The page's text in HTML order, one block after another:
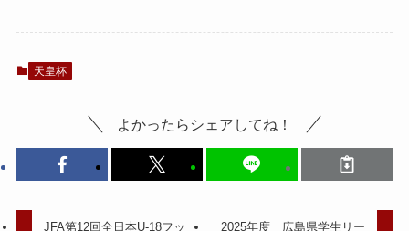
天皇杯
よかったらシェアしてね！
JFA第12回全日本U-18フッ
2025年度 広島県学生リー